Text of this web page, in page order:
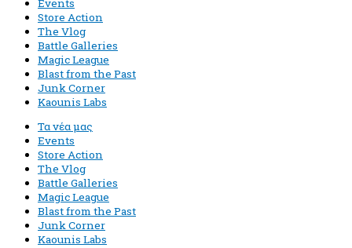
Events
Store Action
The Vlog
Battle Galleries
Magic League
Blast from the Past
Junk Corner
Kaounis Labs
Τα νέα μας
Events
Store Action
The Vlog
Battle Galleries
Magic League
Blast from the Past
Junk Corner
Kaounis Labs